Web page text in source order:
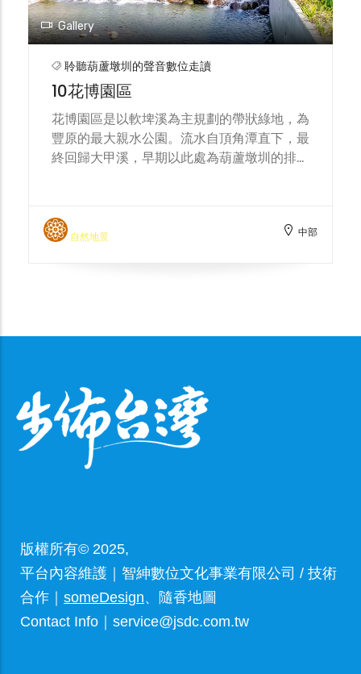
Gallery
聆聽葫蘆墩圳的聲音數位走讀
10花博園區
花博園區是以軟埤溪為主規劃的帶狀綠地，為
豐原的最大親水公園。流水自頂角潭直下，最
終回歸大甲溪，早期以此處為葫蘆墩圳的排洪
節空氣品質。近年來，寬廣的空間帶動新的豐
原。自然地景 中部
版權所有© 2025,
平台內容維護｜智紳數位文化事業有限公司 / 技術
合作｜ someDesign、隨香地圖
Contact Info｜service@jsdc.com.tw